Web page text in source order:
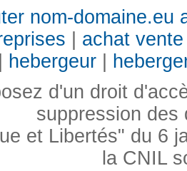
nom-domaine.eu
achat
hebergeur
d'un droit
suppression des
et Libertés" du 6
la CNIL